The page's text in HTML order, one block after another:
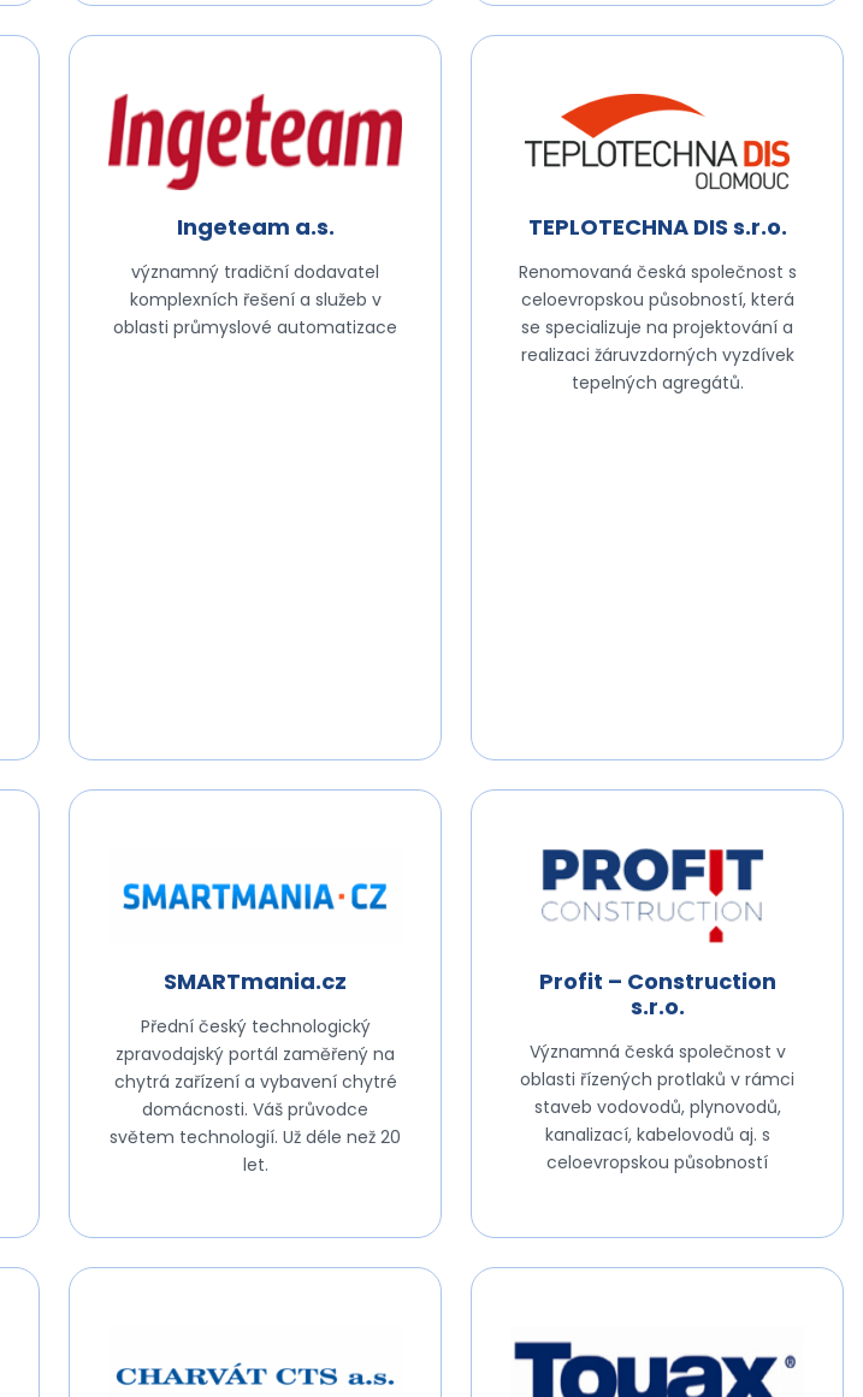
Ingeteam a.s.
významný tradiční dodavatel
komplexních řešení a služeb v
oblasti průmyslové automatizace
TEPLOTECHNA DIS s.r.o.
Renomovaná česká společnost s
celoevropskou působností, která
se specializuje na projektování a
realizaci žáruvzdorných vyzdívek
tepelných agregátů.
SMARTmania.cz
Přední český technologický
zpravodajský portál zaměřený na
chytrá zařízení a vybavení chytré
domácnosti. Váš průvodce
světem technologií. Už déle než 20
let.
Profit – Construction
s.r.o.
Významná česká společnost v
oblasti řízených protlaků v rámci
staveb vodovodů, plynovodů,
kanalizací, kabelovodů aj. s
celoevropskou působností